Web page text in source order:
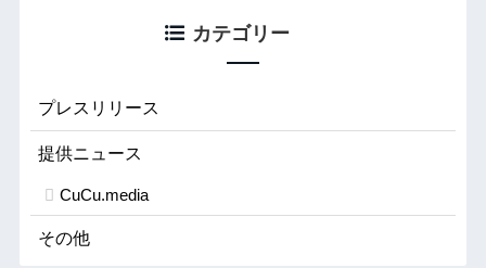
カテゴリー
プレスリリース
提供ニュース
CuCu.media
その他